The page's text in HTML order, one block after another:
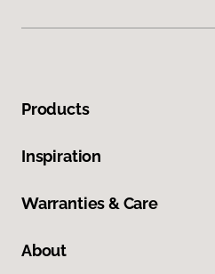
Products
Inspiration
Warranties & Care
About